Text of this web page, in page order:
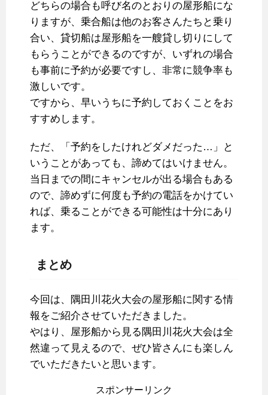
どちらの場合も呼び名のとおりの屋形船にな
りますが、乗合船は他のお客さんたちと乗り
合い、貸切船は屋形船を一艘貸し切りにして
もらうことができるのですが、いずれの場合
も事前に予約が必要ですし、非常に競争率も
激しいです。
ですから、早いうちに予約しておくことをお
すすめします。
ただ、「予約をしたけれどダメだった…」と
いうことがあっても、諦めてはいけません。
当日までの間にキャンセルが出る場合もある
ので、諦めずに何度も予約の電話をかけてい
れば、乗ることができる可能性は十分にあり
ます。
まとめ
今回は、隅田川花火大会の屋形船に関する情
報をご紹介させていただきました。
やはり、屋形船から見る隅田川花火大会は全
然違って見えるので、ぜひ皆さんにも楽しん
でいただきたいと思います。
スポンサーリンク